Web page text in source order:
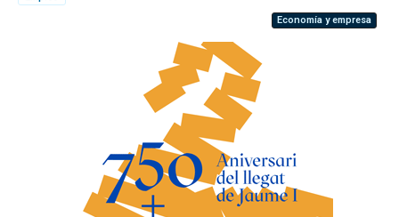
Economía y empresa